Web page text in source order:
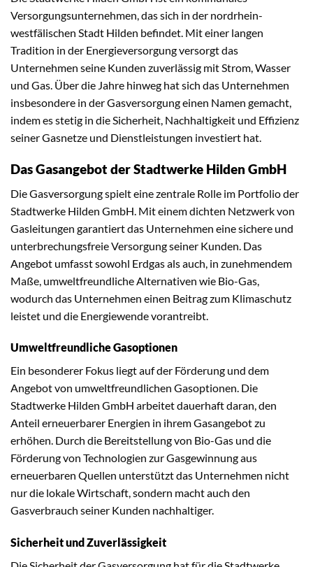
Versorgungsunternehmen, das sich in der nordrhein-
westfälischen Stadt Hilden befindet. Mit einer langen
Tradition in der Energieversorgung versorgt das
Unternehmen seine Kunden zuverlässig mit Strom, Wasser
und Gas. Über die Jahre hinweg hat sich das Unternehmen
insbesondere in der Gasversorgung einen Namen gemacht,
indem es stetig in die Sicherheit, Nachhaltigkeit und Effizienz
seiner Gasnetze und Dienstleistungen investiert hat.
Das Gasangebot der Stadtwerke Hilden GmbH
Die Gasversorgung spielt eine zentrale Rolle im Portfolio der
Stadtwerke Hilden GmbH. Mit einem dichten Netzwerk von
Gasleitungen garantiert das Unternehmen eine sichere und
unterbrechungsfreie Versorgung seiner Kunden. Das
Angebot umfasst sowohl Erdgas als auch, in zunehmendem
Maße, umweltfreundliche Alternativen wie Bio-Gas,
wodurch das Unternehmen einen Beitrag zum Klimaschutz
leistet und die Energiewende vorantreibt.
Umweltfreundliche Gasoptionen
Ein besonderer Fokus liegt auf der Förderung und dem
Angebot von umweltfreundlichen Gasoptionen. Die
Stadtwerke Hilden GmbH arbeitet dauerhaft daran, den
Anteil erneuerbarer Energien in ihrem Gasangebot zu
erhöhen. Durch die Bereitstellung von Bio-Gas und die
Förderung von Technologien zur Gasgewinnung aus
erneuerbaren Quellen unterstützt das Unternehmen nicht
nur die lokale Wirtschaft, sondern macht auch den
Gasverbrauch seiner Kunden nachhaltiger.
Sicherheit und Zuverlässigkeit